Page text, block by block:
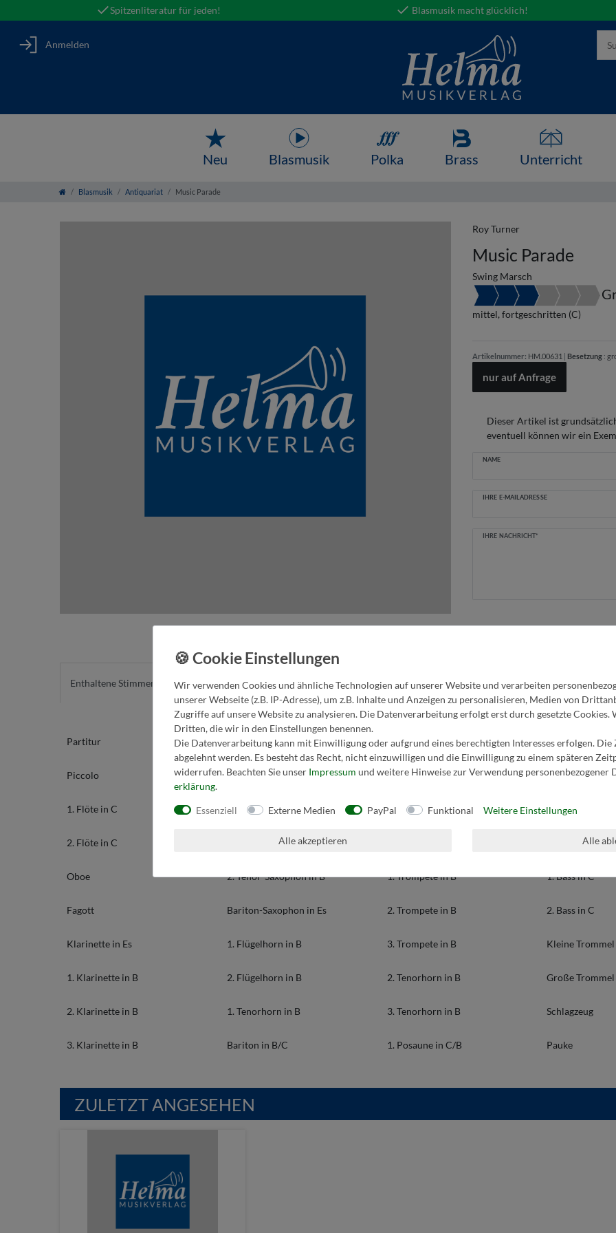
Spitzenliteratur für jeden! Blasmusik macht glücklich!
Anmelden
Neu Blasmusik Polka Brass Unterricht
Blasmusik Antiquariat Music Parade
Roy Turner
Music Parade
Swing Marsch
mittel, fortgeschritten (C)
Artikelnummer: HM.00631 Besetzung :
nur auf Anfrage
Dieser Artikel ist
eventuell können wir ein
NAME
IHRE E-MAILADRESSE
IHRE NACHRICHT*
Enthaltene Stimmen Detailinfos
Partitur
Piccolo
1. Flöte in C
2. Flöte in C
Oboe
Fagott
Klarinette in Es
1. Klarinette in B
2. Klarinette in B
3. Klarinette in B
Bass-Klarinette
1. Alt-Saxophon in Es
2. Alt-Saxophon in Es
1. Tenor-Saxophon in B
2. Tenor-Saxophon in B
Bariton-Saxophon in Es
1. Flügelhorn in B
2. Flügelhorn in B
1. Tenorhorn in B
Bariton in B/C
1. Horn in F/Es
2. Horn in F/Es
3. Horn in F/Es
1. Trompete in B
2. Trompete in B
3. Trompete in B
2. Tenorhorn in B
3. Tenorhorn in B
1. Posaune in C/B
2. Posaune in
3. Posaune in
Bass in Es
Bass in B
1. Bass in C
2. Bass in C
Kleine Trommel
Große Trommel
Schlagzeug
Pauke
ZULETZT ANGESEHEN
Wir verwenden Cookies und ähnliche Technologien auf unserer Website und verarbeiten
unserer Webseite (z.B. IP-Adresse), um z.B. Inhalte und Anzeigen zu personalisieren, Medien von
Zugriffe auf unsere Website zu analysieren. Die Datenverarbeitung erfolgt erst durch gesetzte Cookies.
Dritten, die wir in den Einstellungen benennen.
Die Datenverarbeitung kann mit Einwilligung oder aufgrund eines berechtigten Interesses erfolgen.
abgelehnt werden. Es besteht das Recht, nicht einzuwilligen und die Einwilligung zu einem späteren
widerrufen. Beachten Sie unser Impressum und weitere Hinweise zur Verwendung personenbezogener
erklärung.
Essenziell Externe Medien PayPal Funktional Weitere Einstellungen
Alle akzeptieren Alle